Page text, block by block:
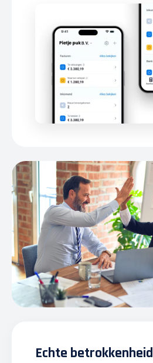
Echte betrokkenheid